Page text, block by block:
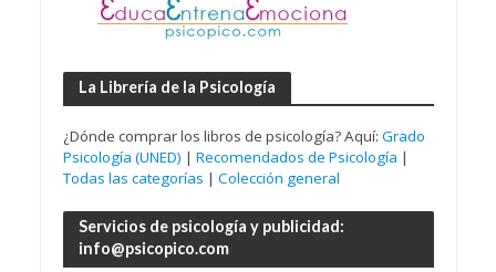
La Librería de la Psicología
¿Dónde comprar los libros de psicología? Aquí: Grado
Psicología (UNED) | Recomendados de Psicología |
Todas las categorías | Colección general
Servicios de psicología y publicidad:
info@psicopico.com